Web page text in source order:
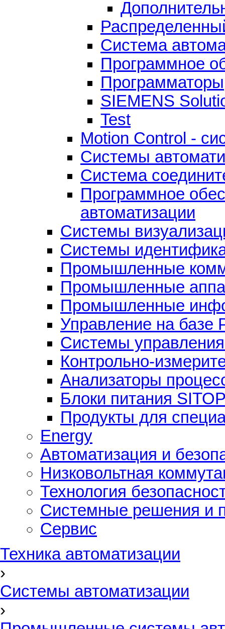
Система
Программное
Программаторы
SIEMENS
Test
Motion Control -
Системы
Система
Программное
автоматизации
Системы
Системы
Промышленные
Промышленные
Промышленные
Управление на базе
Системы
Контрольно-
Анализаторы
Блоки питания
Продукты для
Energy
Автоматизация и
Низковольтная
Технология
Системные решения и
Сервис
Техника автоматизации
›
Системы автоматизации
›